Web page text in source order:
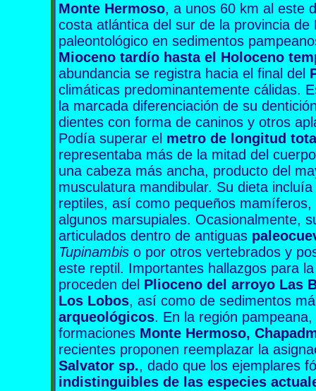
Monte Hermoso, a unos 60 km al este
costa atlántica del sur de la provincia de
paleontológico en sedimentos
Mioceno tardío hasta el Holoceno
abundancia se registra hacia el final del
climáticas predominantemente cálidas.
la marcada diferenciación de su
dientes con forma de caninos y otros
Podía superar el metro de longitud
representaba más de la mitad del
una cabeza más ancha, producto del
musculatura mandibular. Su dieta
reptiles, así como pequeños
algunos marsupiales. Ocasionalmente,
articulados dentro de antiguas
Tupinambis o por otros vertebrados y
este reptil. Importantes hallazgos para
proceden del Plioceno del arroyo Las
Los Lobos, así como de sedimentos
arqueológicos. En la región
formaciones Monte Hermoso,
recientes proponen reemplazar la
Salvator sp., dado que los ejemplares
indistinguibles de las especies